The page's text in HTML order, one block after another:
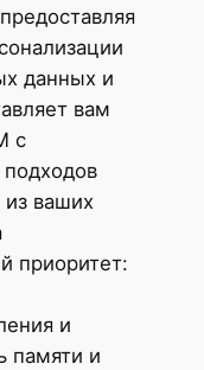
данных и
вам
с
ваших
приоритет:
и
памяти и